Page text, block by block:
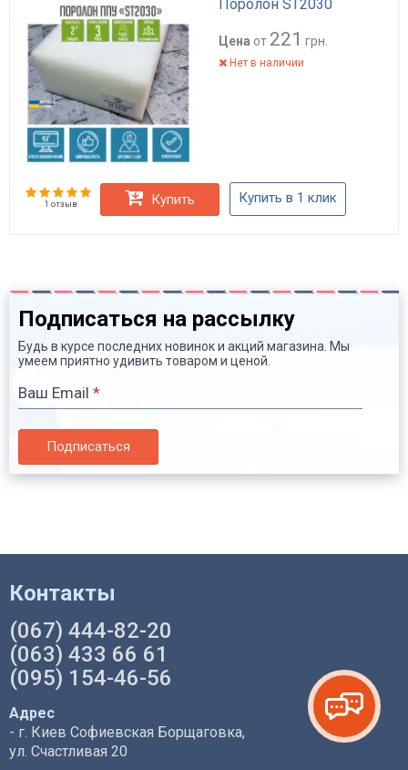
Поролон ST2030
Цена от 221 грн.
Нет в наличии
1 отзыв Купить Купить в 1 клик
Подписаться на рассылку
Будь в курсе последних новинок и акций магазина. Мы
умеем приятно удивить товаром и ценой.
Ваш Email *
Подписаться
Контакты
(067) 444-82-20
(063) 433 66 61
(095) 154-46-56
Адрес
- г. Киев Софиевская Борщаговка,
ул. Счастливая 20